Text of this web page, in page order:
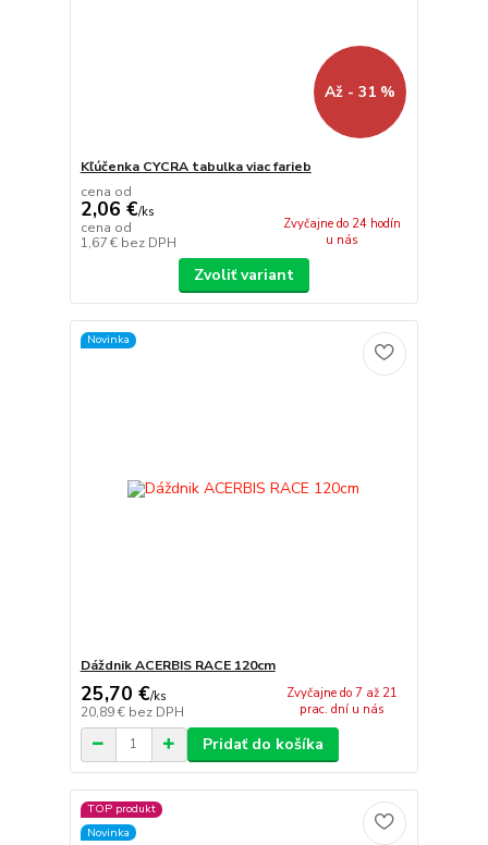
Až - 31 %
Kľúčenka CYCRA tabulka viac farieb
cena od
2,06 €/ks
cena od
1,67 € bez DPH
Zvyčajne do 24 hodín
u nás
Zvoliť variant
Novinka
Dáždnik ACERBIS RACE 120cm
25,70 €/ks
20,89 € bez DPH
Zvyčajne do 7 až 21
prac. dní u nás
Pridať do košíka
TOP produkt
Novinka